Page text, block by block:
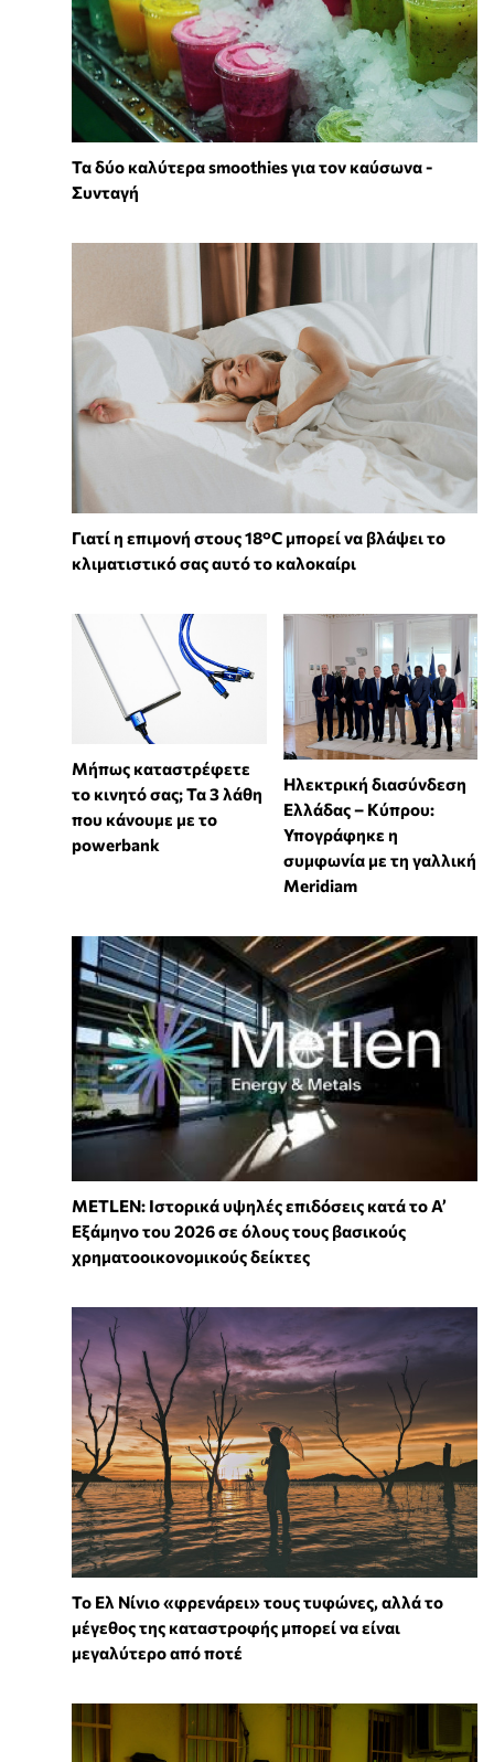
Τα δύο καλύτερα smoothies για τον καύσωνα -
Συνταγή
Γιατί η επιμονή στους 18°C μπορεί να βλάψει το
κλιματιστικό σας αυτό το καλοκαίρι
Μήπως καταστρέφετε
το κινητό σας; Τα 3 λάθη
που κάνουμε με το
powerbank
Ηλεκτρική διασύνδεση
Ελλάδας – Κύπρου:
Υπογράφηκε η
συμφωνία με τη γαλλική
Meridiam
METLEN: Ιστορικά υψηλές επιδόσεις κατά το Α’
Εξάμηνο του 2026 σε όλους τους βασικούς
χρηματοοικονομικούς δείκτες
Το Ελ Νίνιο «φρενάρει» τους τυφώνες, αλλά το
μέγεθος της καταστροφής μπορεί να είναι
μεγαλύτερο από ποτέ